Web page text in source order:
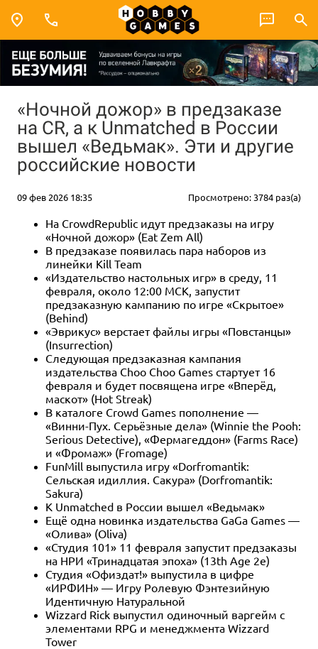
«Ночной дожор» в предзаказе
на CR, а к Unmatched в России
вышел «Ведьмак». Эти и другие
российские новости
09 фев 2026 18:35 Просмотрено: 3784 раз(а)
На CrowdRepublic идут предзаказы на игру
«Ночной дожор» (Eat Zem All)
В предзаказе появилась пара наборов из
линейки Kill Team
«Издательство настольных игр» в среду, 11
февраля, около 12:00 МСК, запустит
предзаказную кампанию по игре «Скрытое»
(Behind)
«Эврикус» верстает файлы игры «Повстанцы»
(Insurrection)
Следующая предзаказная кампания
издательства Choo Choo Games стартует 16
февраля и будет посвящена игре «Вперёд,
маскот» (Hot Streak)
В каталоге Crowd Games пополнение —
«Винни-Пух. Серьёзные дела» (Winnie the Pooh:
Serious Detective), «Фермагеддон» (Farms Race)
и «Фромаж» (Fromage)
FunMill выпустила игру «Dorfromantik:
Сельская идиллия. Сакура» (Dorfromantik:
Sakura)
К Unmatched в России вышел «Ведьмак»
Ещё одна новинка издательства GaGa Games —
«Олива» (Oliva)
«Студия 101» 11 февраля запустит предзаказы
на НРИ «Тринадцатая эпоха» (13th Age 2e)
Студия «Офиздат!» выпустила в цифре
«ИРФИН» — Игру Ролевую Фэнтезийную
Идентичную Натуральной
Wizzard Rick выпустил одиночный варгейм с
элементами RPG и менеджмента Wizzard
Tower